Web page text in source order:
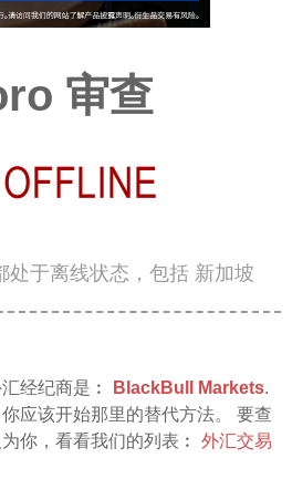
审查
处于离线状态，包括 新加坡
经纪商是︰ BlackBull Markets.
应该开始那里的替代方法。 要查
你，看看我们的列表︰ 外汇交易